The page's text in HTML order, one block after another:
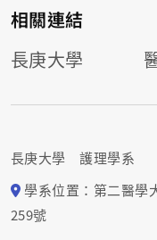
相關連結
長庚大學
長庚大學 護理學系
學系位置：第二醫學
259號